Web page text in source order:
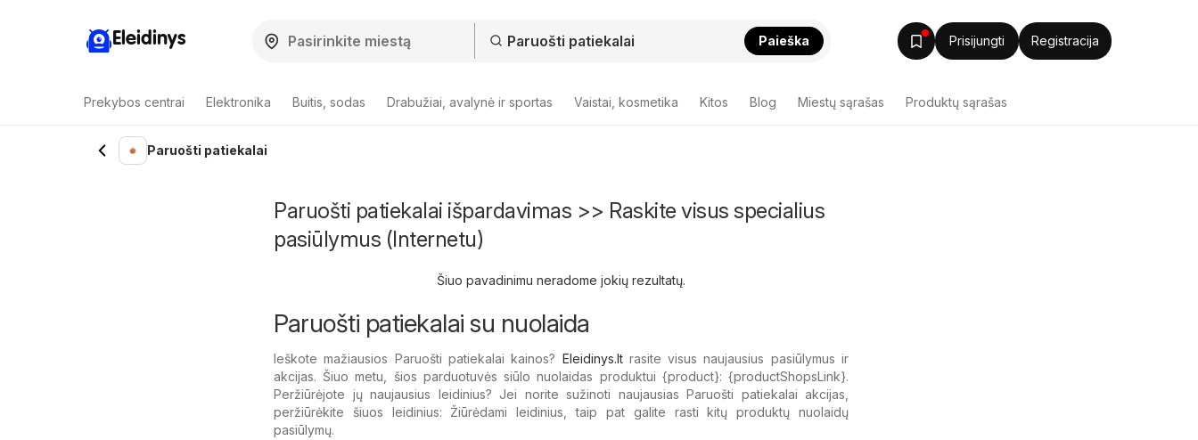
Eleidinys Paieška Prisijungti Registracija
Prekybos centrai Elektronika Buitis, sodas Drabužiai, avalynė ir sportas Vaistai, kosmetika Kitos Blog Miestų sąrašas Produktų sąrašas
Paruošti patiekalai
Paruošti patiekalai išpardavimas >> Raskite visus specialius
pasiūlymus (Internetu)
Šiuo pavadinimu neradome jokių rezultatų.
Paruošti patiekalai su nuolaida
Ieškote mažiausios Paruošti patiekalai kainos? Eleidinys.ltrasite visus naujausius pasiūlymus ir
akcijas. Šiuo metu, šios parduotuvės siūlo nuolaidas produktui {​product}: {​productShopsLink}.
Peržiūrėjote jų naujausius leidinius? Jei norite sužinoti naujausias Paruošti patiekalai akcijas,
peržiūrėkite šiuos leidinius: Žiūrėdami leidinius, taip pat galite rasti kitų produktų nuolaidų
pasiūlymų.